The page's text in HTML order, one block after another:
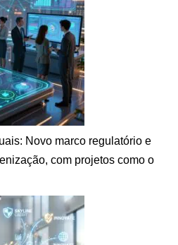
Novo marco regulatório e
com projetos como o